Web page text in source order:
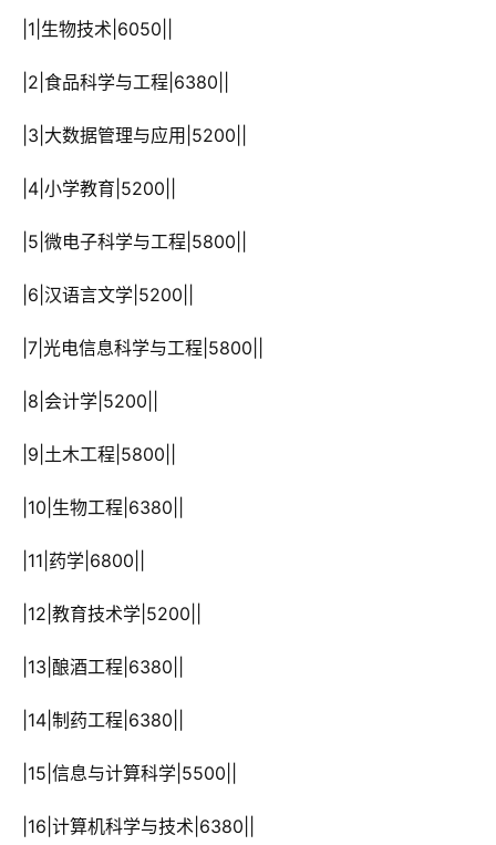
|1|生物技术|6050||
|2|食品科学与工程|6380||
|3|大数据管理与应用|5200||
|4|小学教育|5200||
|5|微电子科学与工程|5800||
|6|汉语言文学|5200||
|7|光电信息科学与工程|5800||
|8|会计学|5200||
|9|土木工程|5800||
|10|生物工程|6380||
|11|药学|6800||
|12|教育技术学|5200||
|13|酿酒工程|6380||
|14|制药工程|6380||
|15|信息与计算科学|5500||
|16|计算机科学与技术|6380||